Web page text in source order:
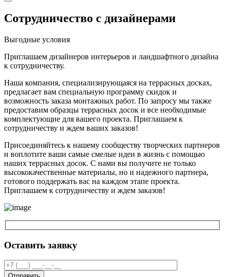
Сотрудничество с дизайнерами
Выгодные условия
Приглашаем дизайнеров интерьеров и ландшафтного дизайна
к сотрудничеству.
Наша компания, специализирующаяся на террасных досках,
предлагает вам специальную программу скидок и
возможность заказа монтажных работ. По запросу мы также
предоставим образцы террасных досок и все необходимые
комплектующие для вашего проекта. Приглашаем к
сотрудничеству и ждем ваших заказов!
Присоединяйтесь к нашему сообществу творческих партнеров
и воплотите ваши самые смелые идеи в жизнь с помощью
наших террасных досок. С нами вы получите не только
высококачественные материалы, но и надежного партнера,
готового поддержать вас на каждом этапе проекта.
Приглашаем к сотрудничеству и ждем заказов!
Оставить заявку